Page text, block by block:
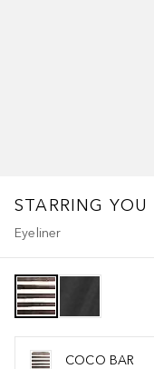
STARRING YOU
Eyeliner
COCO BAR